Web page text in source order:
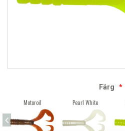
Färg
*
Motoroil
Pearl White